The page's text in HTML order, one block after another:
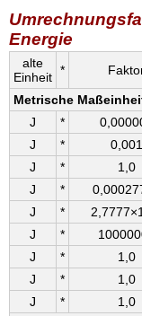
Energie
alte
Einheit *
Metrische
J
*
J
* 0,001
J
* 1,0
J
*
J
*
J
*
J
* 1,0
J
* 1,0
J
* 1,0